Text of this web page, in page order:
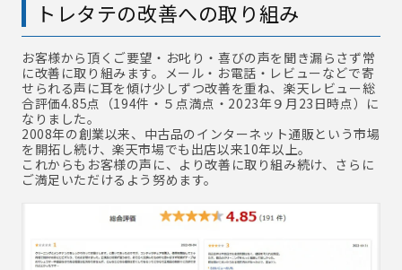
トレタテの改善への取り組み
お客様から頂くご要望・お叱り・喜びの声を聞き漏らさず常
に改善に取り組みます。メール・お電話・レビューなどで寄
せられる声に耳を傾け少しずつ改善を重ね、楽天レビュー総
合評価4.85点（194件・５点満点・2023年９月23日時点）に
なりました。
2008年の創業以来、中古品のインターネット通販という市場
を開拓し続け、楽天市場でも出店以来10年以上。
これからもお客様の声に、より改善に取り組み続け、さらに
ご満足いただけるよう努めます。